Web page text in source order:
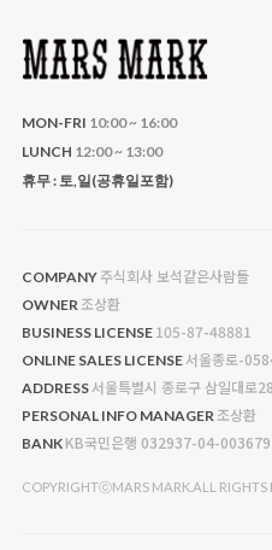
MON-FRI 10:00 ~ 16:00
LUNCH 12:00 ~ 13:00
휴무 : 토,일(공휴일포함)
COMPANY 주식회사 보석같은사람들
OWNER 조상환
BUSINESS LICENSE 105-87-48881
ONLINE SALES LICENSE서울종로-
ADDRESS서울특별시 종로구 삼일대로
PERSONAL INFO MANAGER 조상환
BANK KB국민은행 032937-04-003679
COPYRIGHTⓒMARS MARK.ALL RIGHTS